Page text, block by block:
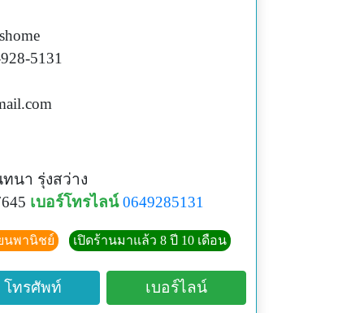
5131
นา รุ่งสว่าง
เบอร์โทรไลน์ 0649285131
นพานิชย์ เปิดร้านมาแล้ว 8 ปี 10 เดือน
โทรศัพท์ เบอร์ไลน์